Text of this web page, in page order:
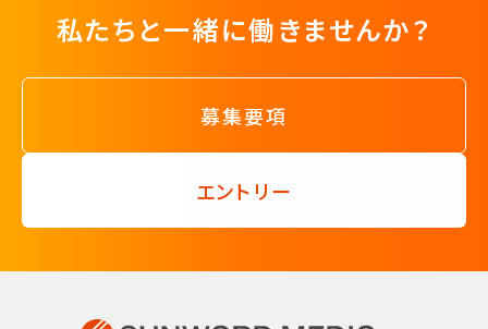
私たちと一緒に働きませんか？
募集要項
エントリー